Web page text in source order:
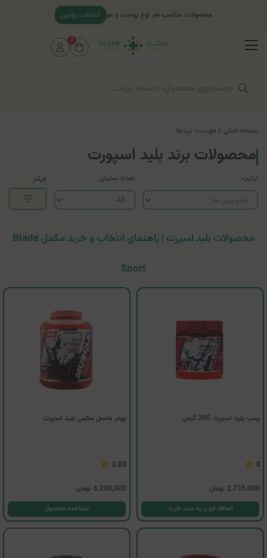
صفحه اصلی فهرست برندها
محصولات برند بلید اسپورت
ترتیب تعداد نمایش فیلتر
محصولات بلید اسپرت | راهنمای انتخاب و خرید مکمل Blade
Sport
پمپ بلید اسپرت 300 گرمی
3
2,735,000 تومان
اضافه کردن به سبد خرید
پودر ماسل مکس بلید اسپرت
3.03
6,200,000 تومان
مشاهده محصول
محصولات مناسب هر نوع پوست و مو انتخاب روتین
0